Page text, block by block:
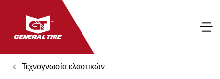
Τεχνογνωσία ελαστικών